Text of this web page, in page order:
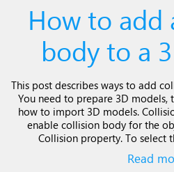
How to add
body to a
This post describes ways to add
You need to prepare 3D models,
how to import 3D models.
enable collision body for the
Collision property. To select
Read